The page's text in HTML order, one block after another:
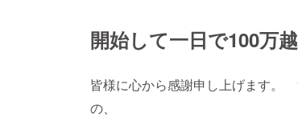
開始して一日で100万
皆様に心から感謝申し上げます。
の、